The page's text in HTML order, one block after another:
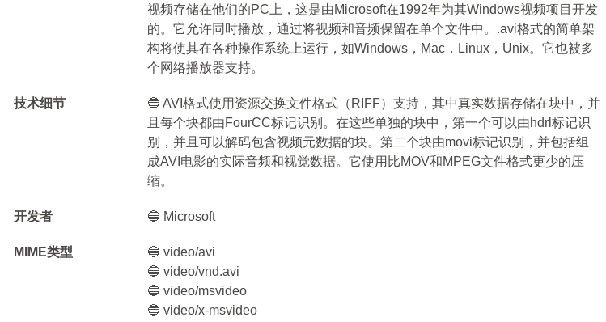
视频存储在他们的PC上，这是由Microsoft在1992年为其Windows视频项目开发
的。它允许同时播放，通过将视频和音频保留在单个文件中。.avi格式的简单架
构将使其在各种操作系统上运行，如Windows，Mac，Linux，Unix。它也被多
个网络播放器支持。
技术细节
🔵 AVI格式使用资源交换文件格式（RIFF）支持，其中真实数据存储在块中，并
且每个块都由FourCC标记识别。在这些单独的块中，第一个可以由hdrl标记识
别，并且可以解码包含视频元数据的块。第二个块由movi标记识别，并包括组
成AVI电影的实际音频和视觉数据。它使用比MOV和MPEG文件格式更少的压
缩。
开发者 🔵 Microsoft
MIME类型
🔵 video/avi
🔵 video/vnd.avi
🔵 video/msvideo
🔵 video/x-msvideo